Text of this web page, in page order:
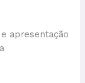
apresentação